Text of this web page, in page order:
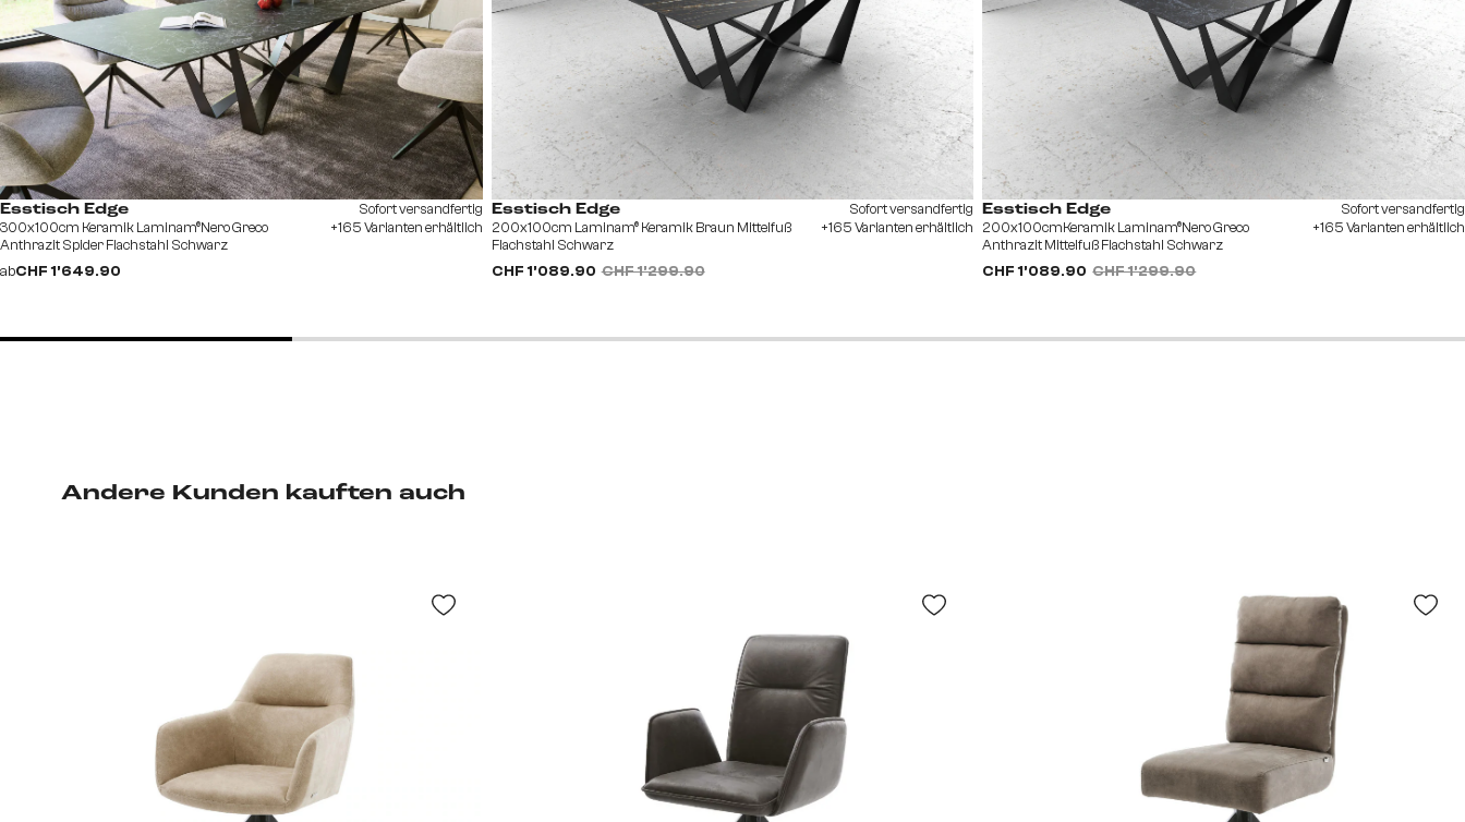
Andere Kunden kauften auch
Esstisch Edge
300x100cm Keramik Laminam®Nero Greco
Anthrazit Spider Flachstahl Schwarz
abCHF 1’649.90
Sofort versandfertig
+165 Varianten erhältlich
Esstisch Edge
200x100cm Laminam® Keramik Braun Mittelfuß
Flachstahl Schwarz
CHF 1’089.90 CHF 1’299.90
Sofort versandfertig
+165 Varianten erhältlich
Esstisch Edge
200x100cmKeramik Laminam®Nero Greco
Anthrazit Mittelfuß Flachstahl Schwarz
CHF 1’089.90 CHF 1’299.90
Sofort versandfertig
+165 Varianten erhältlich